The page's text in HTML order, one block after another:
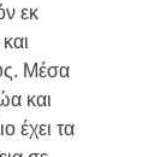
εκ
Μέσα
και
έχει τα